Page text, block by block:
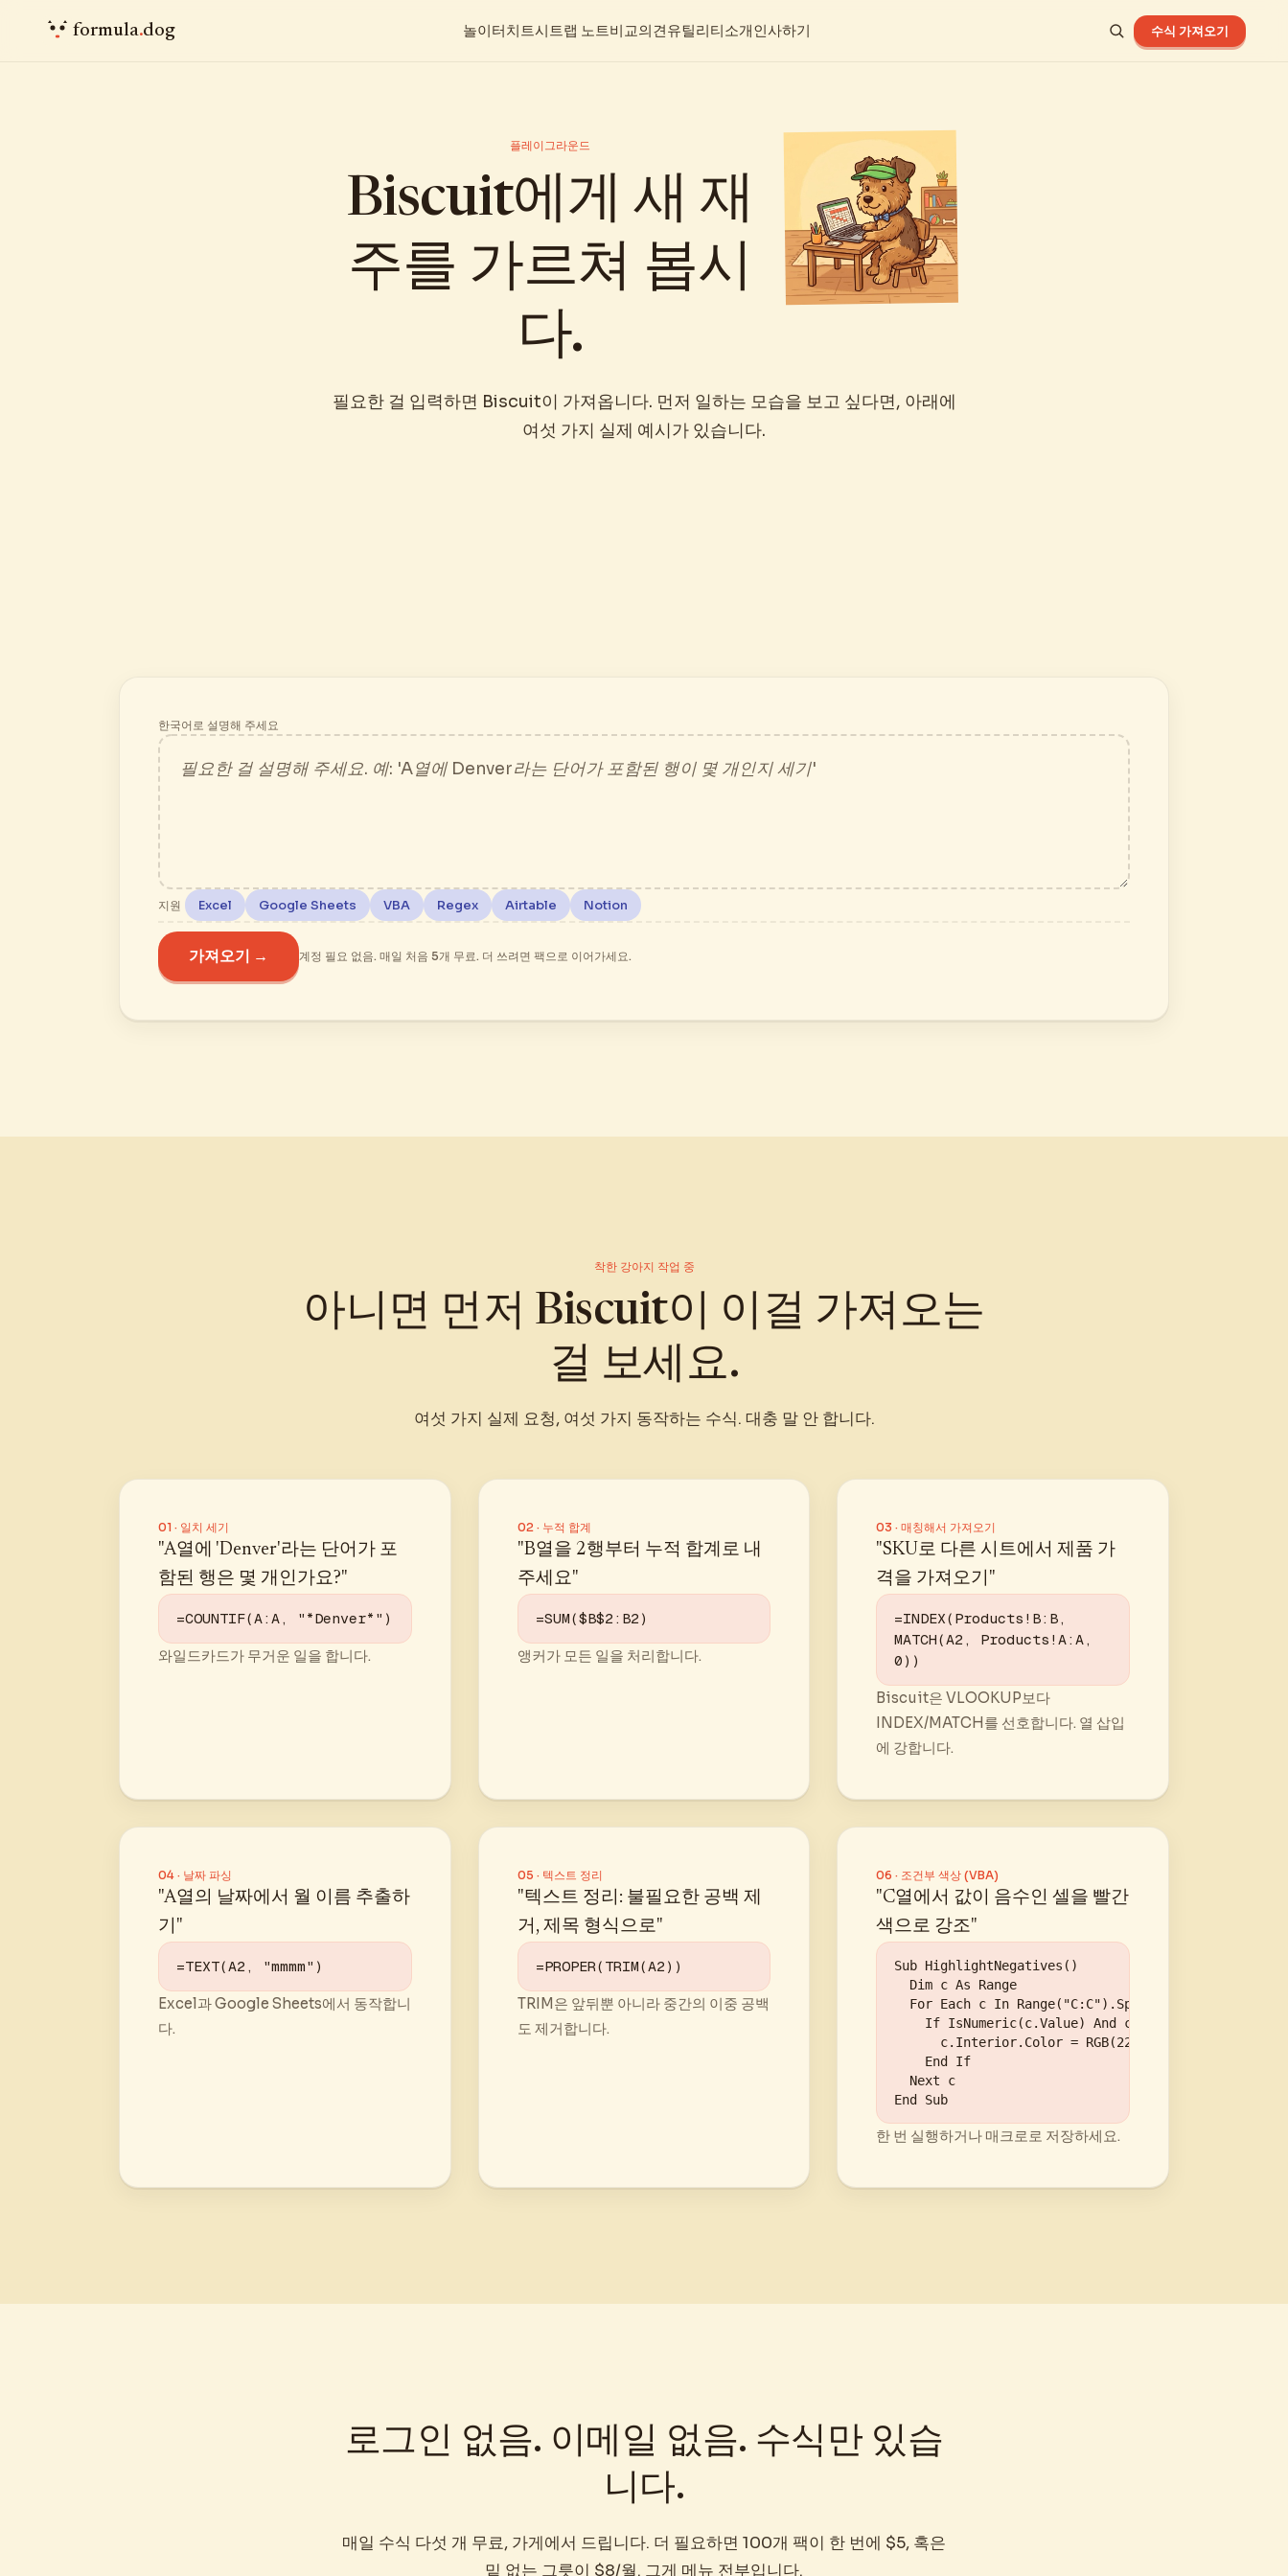
formula.dog 놀이터치트시트랩 노트비교의견유틸리티소개인사하기 수식 가져오기
플레이그라운드
Biscuit에게 새 재
주를 가르쳐 봅시
다.
필요한 걸 입력하면 Biscuit이 가져옵니다. 먼저 일하는 모습을 보고 싶다면, 아래에
여섯 가지 실제 예시가 있습니다.
한국어로 설명해 주세요
지원 Excel Google Sheets VBA Regex Airtable Notion
가져오기 → 계정 필요 없음. 매일 처음 5개 무료. 더 쓰려면 팩으로 이어가세요.
착한 강아지 작업 중
아니면 먼저 Biscuit이 이걸 가져오는
걸 보세요.
여섯 가지 실제 요청, 여섯 가지 동작하는 수식. 대충 말 안 합니다.
01 · 일치 세기
"A열에 'Denver'라는 단어가 포
함된 행은 몇 개인가요?"
=COUNTIF(A:A, "*Denver*")
와일드카드가 무거운 일을 합니다.
02 · 누적 합계
"B열을 2행부터 누적 합계로 내
주세요"
=SUM($B$2:B2)
앵커가 모든 일을 처리합니다.
03 · 매칭해서 가져오기
"SKU로 다른 시트에서 제품 가
격을 가져오기"
=INDEX(Products!B:B,
MATCH(A2, Products!A:A,
0))
Biscuit은 VLOOKUP보다
INDEX/MATCH를 선호합니다. 열 삽입
에 강합니다.
04 · 날짜 파싱
"A열의 날짜에서 월 이름 추출하
기"
=TEXT(A2, "mmmm")
Excel과 Google Sheets에서 동작합니
다.
05 · 텍스트 정리
"텍스트 정리: 불필요한 공백 제
거, 제목 형식으로"
=PROPER(TRIM(A2))
TRIM은 앞뒤뿐 아니라 중간의 이중 공백
도 제거합니다.
06 · 조건부 색상 (VBA)
"C열에서 값이 음수인 셀을 빨간
색으로 강조"
Sub HighlightNegatives()
  Dim c As Range
For Each c In
    If IsNumeric(c.Value) And c.Value < 0 Then
      c.Interior.Color = RGB(229, 73, 45)
    End If
  Next c
End Sub
한 번 실행하거나 매크로로 저장하세요.
로그인 없음. 이메일 없음. 수식만 있습
니다.
매일 수식 다섯 개 무료, 가게에서 드립니다. 더 필요하면 100개 팩이 한 번에 $5, 혹은
밑 없는 그릇이 $8/월. 그게 메뉴 전부입니다.